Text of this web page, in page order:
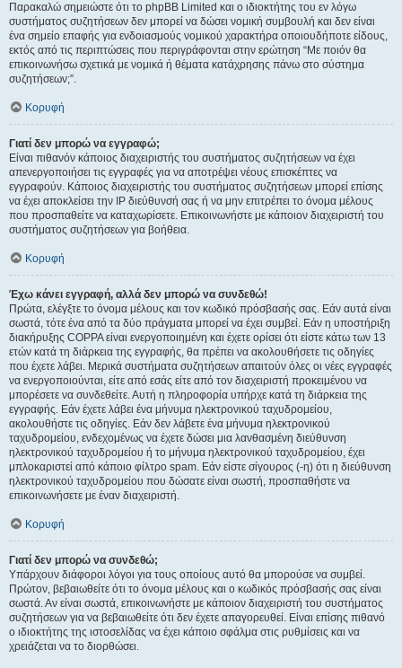
Παρακαλώ σημειώστε ότι το phpBB Limited και ο ιδιοκτήτης του εν λόγω
συστήματος συζητήσεων δεν μπορεί να δώσει νομική συμβουλή και δεν είναι
ένα σημείο επαφής για ενδοιασμούς νομικού χαρακτήρα οποιουδήποτε είδους,
εκτός από τις περιπτώσεις που περιγράφονται στην ερώτηση “Με ποιόν θα
επικοινωνήσω σχετικά με νομικά ή θέματα κατάχρησης πάνω στο σύστημα
συζητήσεων;”.
Κορυφή
Γιατί δεν μπορώ να εγγραφώ;
Είναι πιθανόν κάποιος διαχειριστής του συστήματος συζητήσεων να έχει
απενεργοποιήσει τις εγγραφές για να αποτρέψει νέους επισκέπτες να
εγγραφούν. Κάποιος διαχειριστής του συστήματος συζητήσεων μπορεί επίσης
να έχει αποκλείσει την IP διεύθυνσή σας ή να μην επιτρέπει το όνομα μέλους
που προσπαθείτε να καταχωρίσετε. Επικοινωνήστε με κάποιον διαχειριστή του
συστήματος συζητήσεων για βοήθεια.
Κορυφή
Έχω κάνει εγγραφή, αλλά δεν μπορώ να συνδεθώ!
Πρώτα, ελέγξτε το όνομα μέλους και τον κωδικό πρόσβασής σας. Εάν αυτά είναι
σωστά, τότε ένα από τα δύο πράγματα μπορεί να έχει συμβεί. Εάν η υποστήριξη
διακήρυξης COPPA είναι ενεργοποιημένη και έχετε ορίσει ότι είστε κάτω των 13
ετών κατά τη διάρκεια της εγγραφής, θα πρέπει να ακολουθήσετε τις οδηγίες
που έχετε λάβει. Μερικά συστήματα συζητήσεων απαιτούν όλες οι νέες εγγραφές
να ενεργοποιούνται, είτε από εσάς είτε από τον διαχειριστή προκειμένου να
μπορέσετε να συνδεθείτε. Αυτή η πληροφορία υπήρχε κατά τη διάρκεια της
εγγραφής. Εάν έχετε λάβει ένα μήνυμα ηλεκτρονικού ταχυδρομείου,
ακολουθήστε τις οδηγίες. Εάν δεν λάβετε ένα μήνυμα ηλεκτρονικού
ταχυδρομείου, ενδεχομένως να έχετε δώσει μια λανθασμένη διεύθυνση
ηλεκτρονικού ταχυδρομείου ή το μήνυμα ηλεκτρονικού ταχυδρομείου, έχει
μπλοκαριστεί από κάποιο φίλτρο spam. Εάν είστε σίγουρος (-η) ότι η διεύθυνση
ηλεκτρονικού ταχυδρομείου που δώσατε είναι σωστή, προσπαθήστε να
επικοινωνήσετε με έναν διαχειριστή.
Κορυφή
Γιατί δεν μπορώ να συνδεθώ;
Υπάρχουν διάφοροι λόγοι για τους οποίους αυτό θα μπορούσε να συμβεί.
Πρώτον, βεβαιωθείτε ότι το όνομα μέλους και ο κωδικός πρόσβασής σας είναι
σωστά. Αν είναι σωστά, επικοινωνήστε με κάποιον διαχειριστή του συστήματος
συζητήσεων για να βεβαιωθείτε ότι δεν έχετε απαγορευθεί. Είναι επίσης πιθανό
ο ιδιοκτήτης της ιστοσελίδας να έχει κάποιο σφάλμα στις ρυθμίσεις και να
χρειάζεται να το διορθώσει.